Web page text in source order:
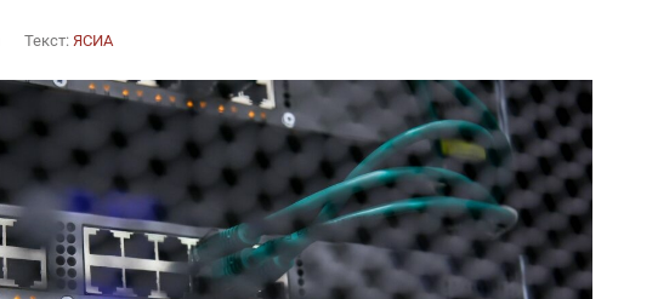
Текст: ЯСИА